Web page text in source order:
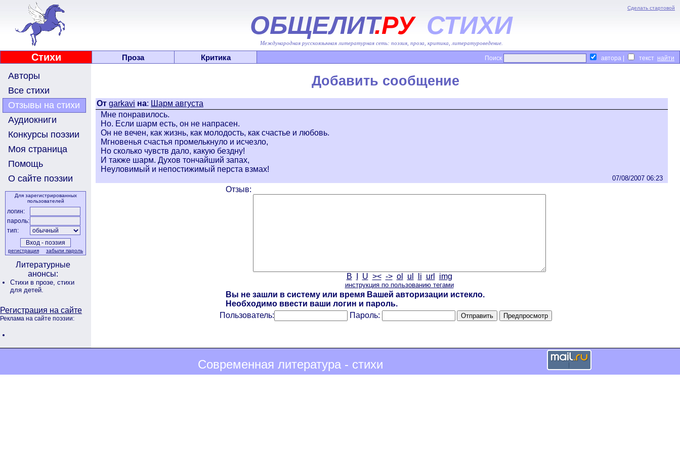
Сделать стартовой
ОБЩЕЛИТ.РУ СТИХИ
Международная русскоязычная литературная сеть: поэзия, проза, критика, литературоведение.
Стихи Проза Критика Поиск автора | текст
Авторы
Все стихи
Отзывы на стихи
Аудиокниги
Конкурсы поэзии
Моя страница
Помощь
О сайте поэзии
Для зарегистрированных
пользователей
логин:
пароль:
тип:
регистрация забыли пароль
Литературные
анонсы:
Стихи в прозе, стихи
для детей.
Регистрация на сайте
Реклама на сайте поэзии:
Добавить сообщение
От garkavi на: Шарм августа
Мне понравилось.
Но. Если шарм есть, он не напрасен.
Он не вечен, как жизнь, как молодость, как счастье и любовь.
Мгновенья счастья промелькнуло и исчезло,
Но сколько чувств дало, какую бездну!
И также шарм. Духов тончайший запах,
Неуловимый и непостижимый перста взмах!
07/08/2007 06:23
Отзыв:
B U >< -> ol ul li url img
инструкция по пользованию тегами
Вы не зашли в систему или время Вашей авторизации истекло.
Необходимо ввести ваши логин и пароль.
Пользователь:
Пароль:
Современная литература - стихи